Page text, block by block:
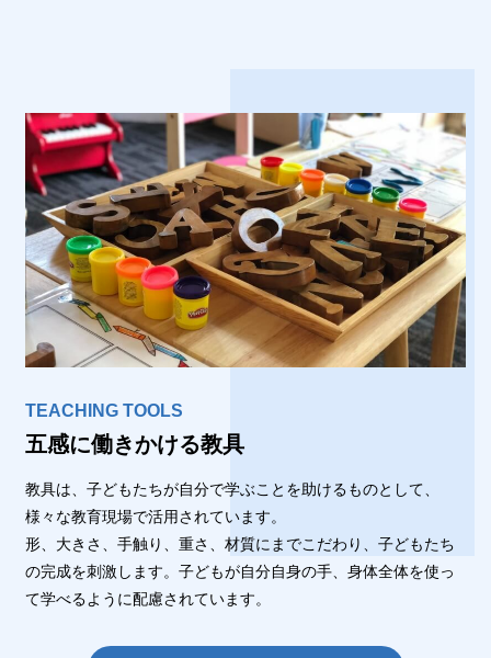
TEACHING TOOLS
五感に働きかける教具
教具は、子どもたちが自分で学ぶことを助けるものとして、
様々な教育現場で活用されています。
形、大きさ、手触り、重さ、材質にまでこだわり、子どもたち
の完成を刺激します。子どもが自分自身の手、身体全体を使っ
て学べるように配慮されています。